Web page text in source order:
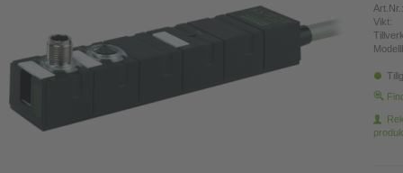
Art.Nr.:
Vikt: